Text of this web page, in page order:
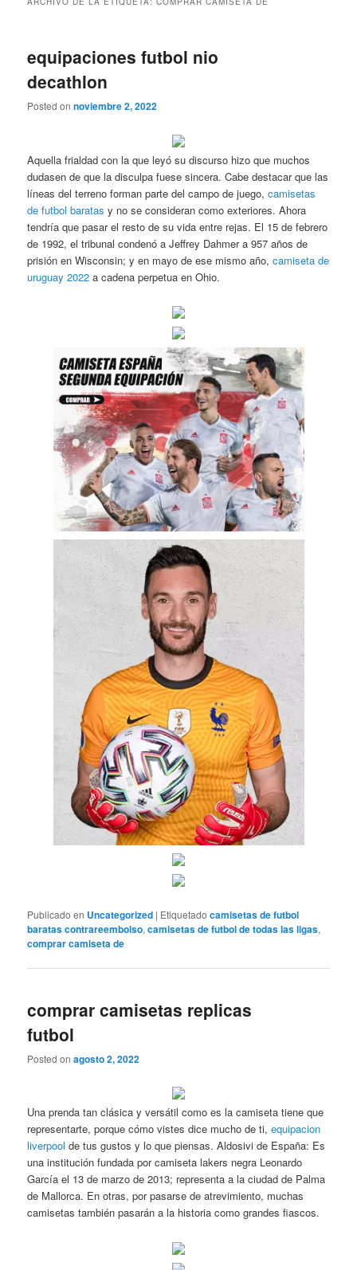
equipaciones futbol nio
decathlon
Posted onnoviembre 2, 2022
Aquella frialdad con la que leyó su discurso hizo que muchos
dudasen de que la disculpa fuese sincera. Cabe destacar que las
líneas del terreno forman parte del campo de juego,camisetas
de futbol baratas y no se consideran como exteriores. Ahora
tendría que pasar el resto de su vida entre rejas. El 15 de febrero
de 1992, el tribunal condenó a Jeffrey Dahmer a 957 años de
prisión en Wisconsin; y en mayo de ese mismo año,camiseta de
uruguay 2022 a cadena perpetua en Ohio.
Publicado en Uncategorized | Etiquetado camisetas de futbol
baratas contrareembolso,camisetas de futbol de todas las ligas,
comprar camiseta de
comprar camisetas replicas
futbol
Posted onagosto 2, 2022
Una prenda tan clásica y versátil como es la camiseta tiene que
representarte, porque cómo vistes dice mucho de ti,equipacion
liverpool de tus gustos y lo que piensas. Aldosivi de España: Es
una institución fundada por camiseta lakers negra Leonardo
García el 13 de marzo de 2013; representa a la ciudad de Palma
de Mallorca. En otras, por pasarse de atrevimiento, muchas
camisetas también pasarán a la historia como grandes fiascos.